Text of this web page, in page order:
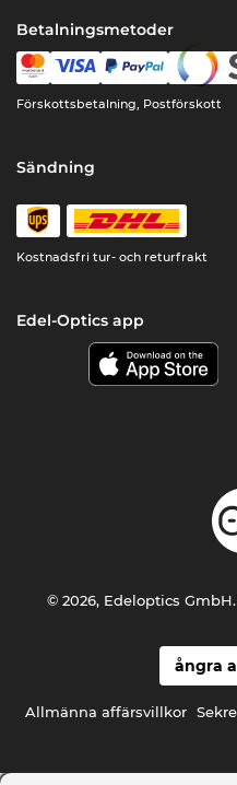
Betalningsmetoder
Förskottsbetalning, Postförskott
Sändning
Kostnadsfri tur- och returfrakt
Edel-Optics app
ångra
Allmänna affärsvillkor
© 2026, Edeloptics